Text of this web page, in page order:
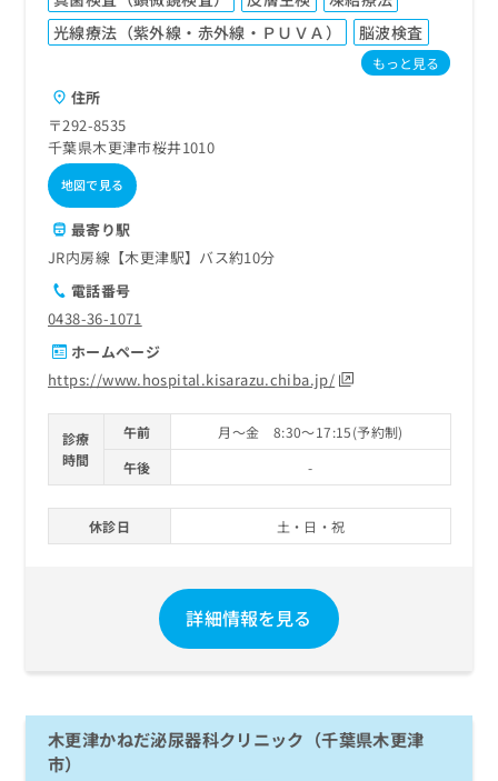
光線療法（紫外線・赤外線・ＰＵＶＡ）
脳波検査
もっと見る
住所
〒292-8535
千葉県木更津市桜井1010
地図で見る
最寄り駅
JR内房線【木更津駅】バス約10分
電話番号
0438-36-1071
ホームページ
https://www.hospital.kisarazu.chiba.jp/
診療
時間
午前
月～金 8:30～17:15(予約制)
午後
-
休診日 土・日・祝
詳細情報を見る
木更津かねだ泌尿器科クリニック（千葉県木更津
市）